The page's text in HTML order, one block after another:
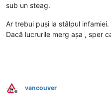
sub un steag.
Ar trebui puși la stâlpul infamiei.
Dacă lucrurile merg așa , sper
Deconectat
vancouver